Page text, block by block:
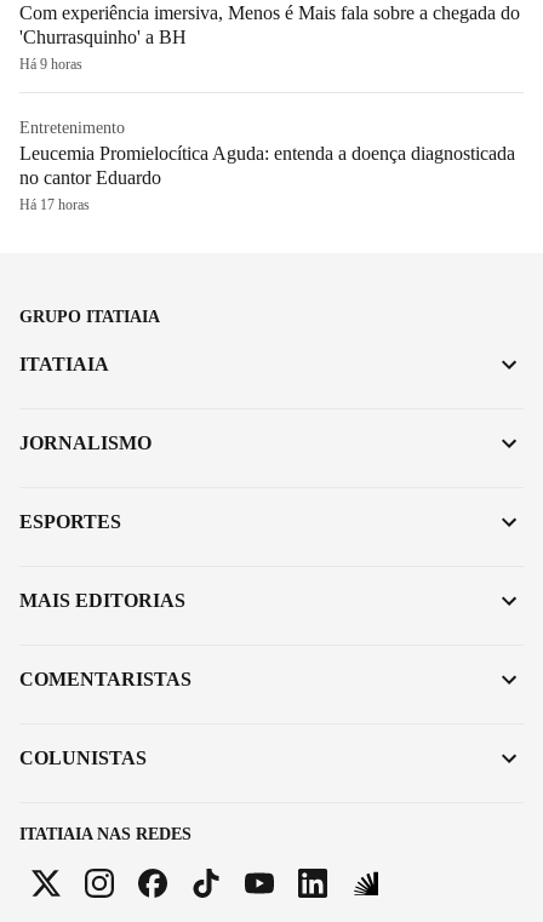
Com experiência imersiva, Menos é Mais fala sobre a chegada do
'Churrasquinho' a BH
Há 9 horas
Entretenimento
Leucemia Promielocítica Aguda: entenda a doença diagnosticada
no cantor Eduardo
Há 17 horas
GRUPO ITATIAIA
ITATIAIA NAS REDES
ITATIAIA
JORNALISMO
ESPORTES
MAIS EDITORIAS
COMENTARISTAS
COLUNISTAS